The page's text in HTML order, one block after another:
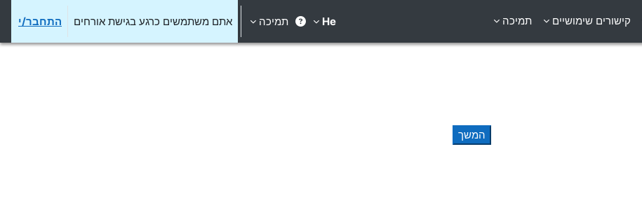
קישורים שימושיים תמיכה He תמיכה אתם משתמשים כרגע בגישת אורחים התחבר/י
המשך